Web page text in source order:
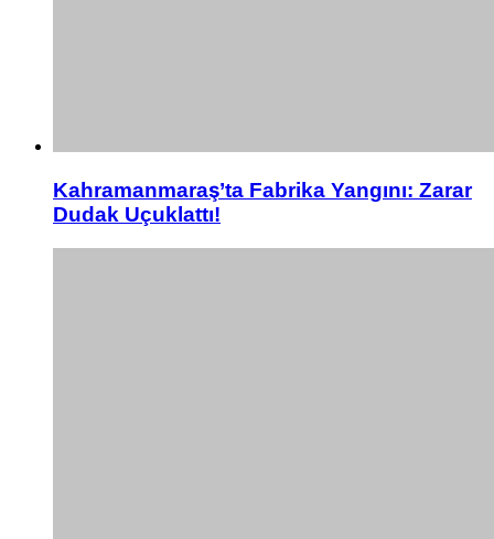
Kahramanmaraş’ta Fabrika Yangını: Zarar
Dudak Uçuklattı!